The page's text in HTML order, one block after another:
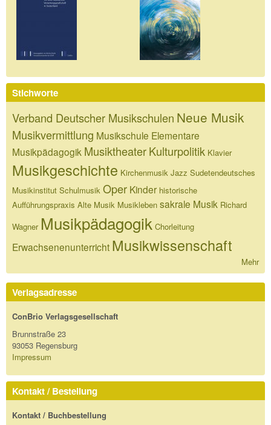
Stichworte
Verband Deutscher Musikschulen Neue Musik
Musikvermittlung Musikschule Elementare
Musikpädagogik MusiktheaterKulturpolitik Klavier
Musikgeschichte Kirchenmusik Jazz Sudetendeutsches
Musikinstitut Schulmusik Oper Kinder historische
Aufführungspraxis Alte Musik Musikleben sakrale Musik Richard
Wagner Musikpädagogik Chorleitung
Erwachsenenunterricht Musikwissenschaft
Mehr
Verlagsadresse
ConBrio Verlagsgesellschaft
Brunnstraße 23
93053 Regensburg
Impressum
Kontakt / Bestellung
Kontakt / Buchbestellung